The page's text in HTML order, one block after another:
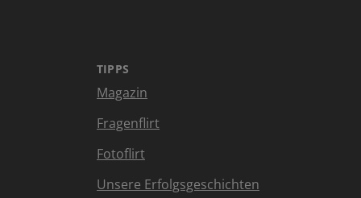
TIPPS
Magazin
Fragenflirt
Fotoflirt
Unsere Erfolgsgeschichten